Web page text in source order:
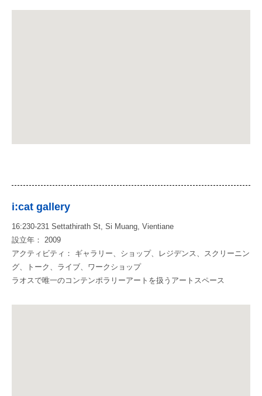
i:cat gallery
16:230-231 Settathirath St, Si Muang, Vientiane
設立年： 2009
アクティビティ： ギャラリー、ショップ、レジデンス、スクリーニン
グ、トーク、ライブ、ワークショップ
ラオスで唯一のコンテンポラリーアートを扱うアートスペース